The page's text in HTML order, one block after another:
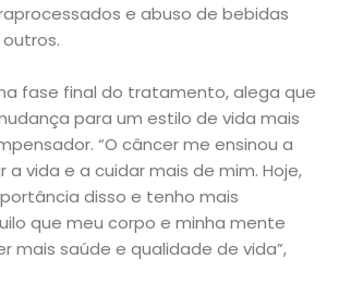
e abuso de bebidas
fase final do tratamento, alega que
para um estilo de vida mais
“O câncer me ensinou a
a vida e a cuidar mais de mim. Hoje,
disso e tenho mais
que meu corpo e minha mente
mais saúde e qualidade de vida”,